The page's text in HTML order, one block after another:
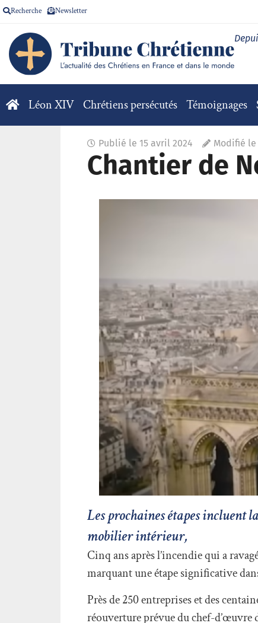
Recherche Newsletter
Léon XIV Chrétiens persécutés Témoignages
Publié le 15 avril 2024 Modifié le
Chantier de
Les prochaines étapes incluent
mobilier intérieur,
Cinq ans après l’incendie qui a
marquant une étape significative
Près de 250 entreprises et des
réouverture prévue du chef-d’œuvre